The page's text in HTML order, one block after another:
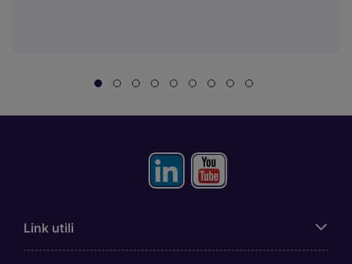
Link utili